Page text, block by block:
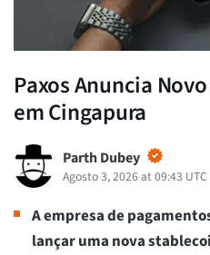
Paxos Anuncia
em Cingapura
Parth Dubey
Agosto 3, 2026 at 09:43 UTC
A empresa de
lançar uma nova